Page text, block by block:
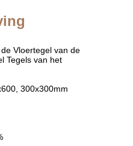
Vloertegel van de
Tegels van het
300x300mm